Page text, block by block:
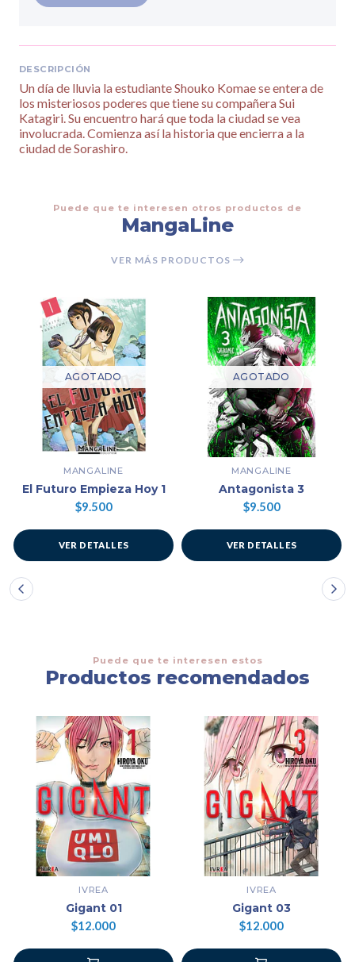
DESCRIPCIÓN
Un día de lluvia la estudiante Shouko Komae se entera de
los misteriosos poderes que tiene su compañera Sui
Katagiri. Su encuentro hará que toda la ciudad se vea
involucrada. Comienza así la historia que encierra a la
ciudad de Sorashiro.
Puede que te interesen otros productos de
MangaLine
VER MÁS PRODUCTOS
AGOTADO
MANGALINE
El Futuro Empieza Hoy 1
$9.500
VER DETALLES
AGOTADO
MANGALINE
Antagonista 3
$9.500
VER DETALLES
Puede que te interesen estos
Productos recomendados
IVREA
Gigant 01
$12.000
IVREA
Gigant 03
$12.000